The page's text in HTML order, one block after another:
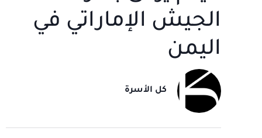
الجيش الإماراتي في
اليمن
كل الأسرة